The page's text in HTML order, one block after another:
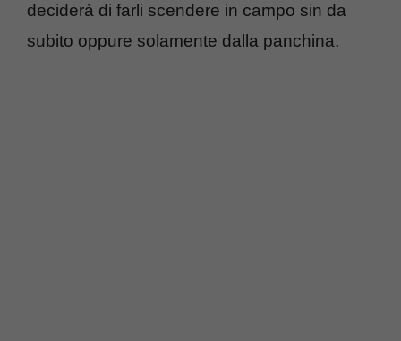
deciderà di farli scendere in campo sin da
subito oppure solamente dalla panchina.